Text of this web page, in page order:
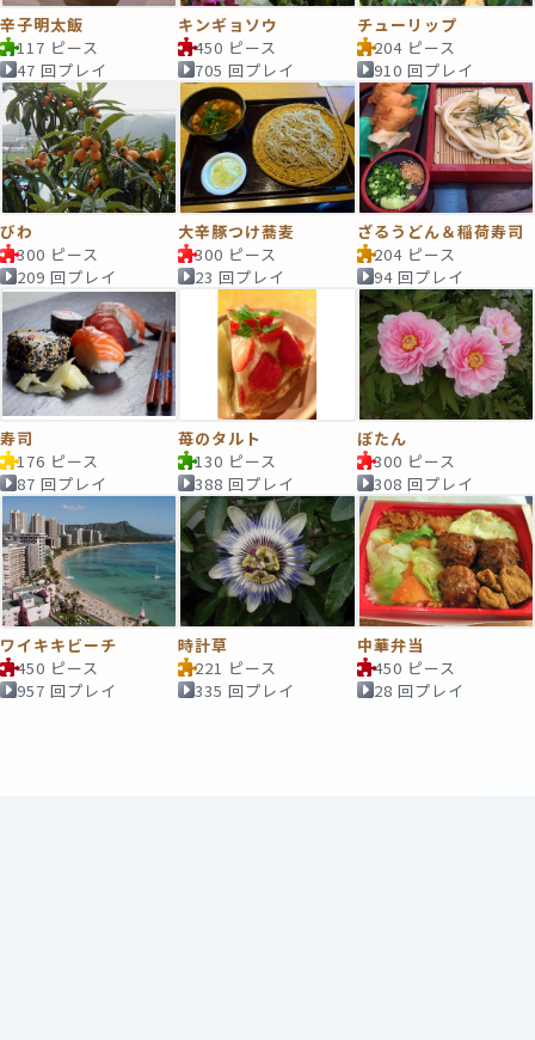
辛子明太飯
117 ピース
47 回プレイ
キンギョソウ
450 ピース
705 回プレイ
チューリップ
204 ピース
910 回プレイ
びわ
300 ピース
209 回プレイ
大辛豚つけ蕎麦
300 ピース
23 回プレイ
ざるうどん＆稲荷寿司
204 ピース
94 回プレイ
寿司
176 ピース
87 回プレイ
苺のタルト
130 ピース
388 回プレイ
ぼたん
300 ピース
308 回プレイ
ワイキキビーチ
450 ピース
957 回プレイ
時計草
221 ピース
335 回プレイ
中華弁当
450 ピース
28 回プレイ